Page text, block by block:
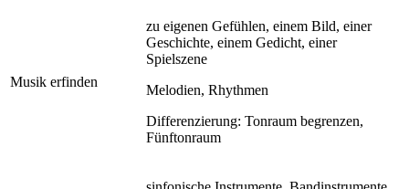
Musik erfinden
zu eigenen Gefühlen, einem Bild, einer
Geschichte, einem Gedicht, einer
Spielszene
Melodien, Rhythmen
Differenzierung: Tonraum begrenzen,
Fünftonraum